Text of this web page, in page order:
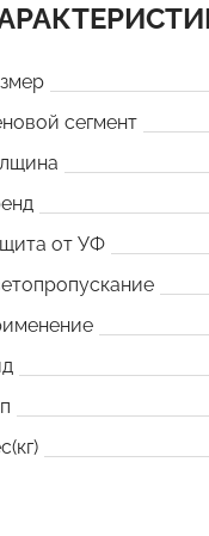
сегмент
от УФ